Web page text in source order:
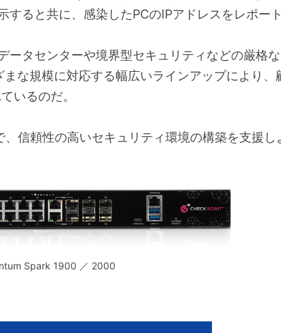
ると共に、感染したPCのIPアドレスをレポー
タセンターや境界型セキュリティなどの厳格
な規模に対応する幅広いラインアップにより、
いるのだ。
信頼性の高いセキュリティ環境の構築を支援し
Spark 1900 ／ 2000